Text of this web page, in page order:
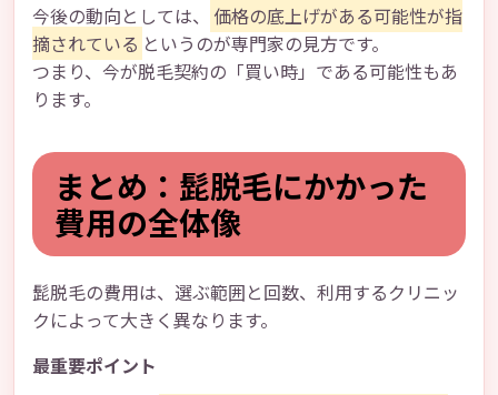
今後の動向としては、
価格の底上げがある可能性が指
摘されている というのが専門家の見方です。
つまり、今が脱毛契約の「買い時」である可能性もあ
ります。
まとめ：髭脱毛にかかった
費用の全体像
髭脱毛の費用は、選ぶ範囲と回数、利用するクリニッ
クによって大きく異なります。
最重要ポイント